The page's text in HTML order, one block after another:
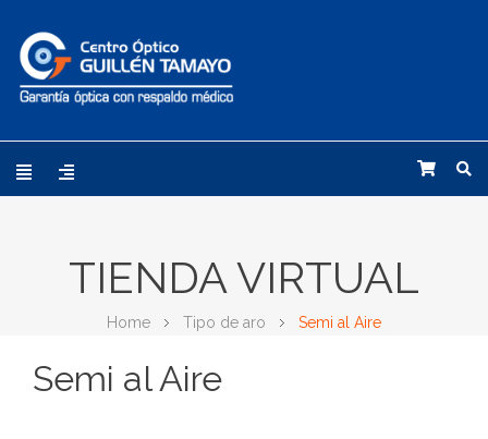
TIENDA VIRTUAL
Home Tipo de aro Semi al Aire
Semi al Aire